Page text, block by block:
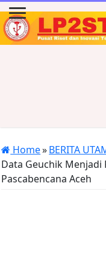
Home»BERITA
Data Geuchik
Pascabencana Aceh